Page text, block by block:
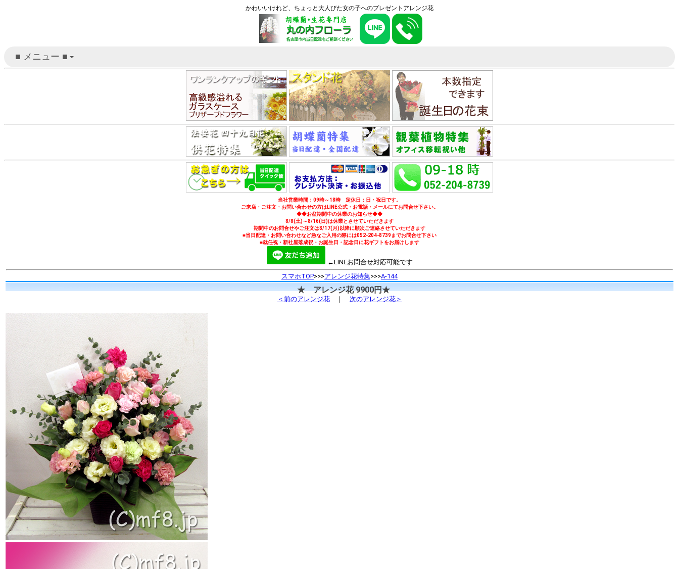
かわいいけれど、ちょっと大人びた女の子へのプレゼントアレンジ花
+
■ メニュー ■
当社営業時間：09時～18時 定休日：日・祝日です。
ご来店・ご注文・お問い合わせの方はLINE公式・お電話・メールにてお問合せ下さい。
◆◆お盆期間中の休業のお知らせ◆◆
8/8(土)～8/16(日)は休業とさせていただきます
期間中のお問合せやご注文は8/17(月)以降に順次ご連絡させていただきます
■当日配達・お問い合わせなど急なご入用の際には052-204-8739までお問合せ下さい
■就任祝・新社屋落成祝・お誕生日・記念日に花ギフトをお届けします
←LINEお問合せ対応可能です
スマホTOP>>>アレンジ花特集>>>A-144
★ アレンジ花 9900円★
＜前のアレンジ花｜ 次のアレンジ花＞